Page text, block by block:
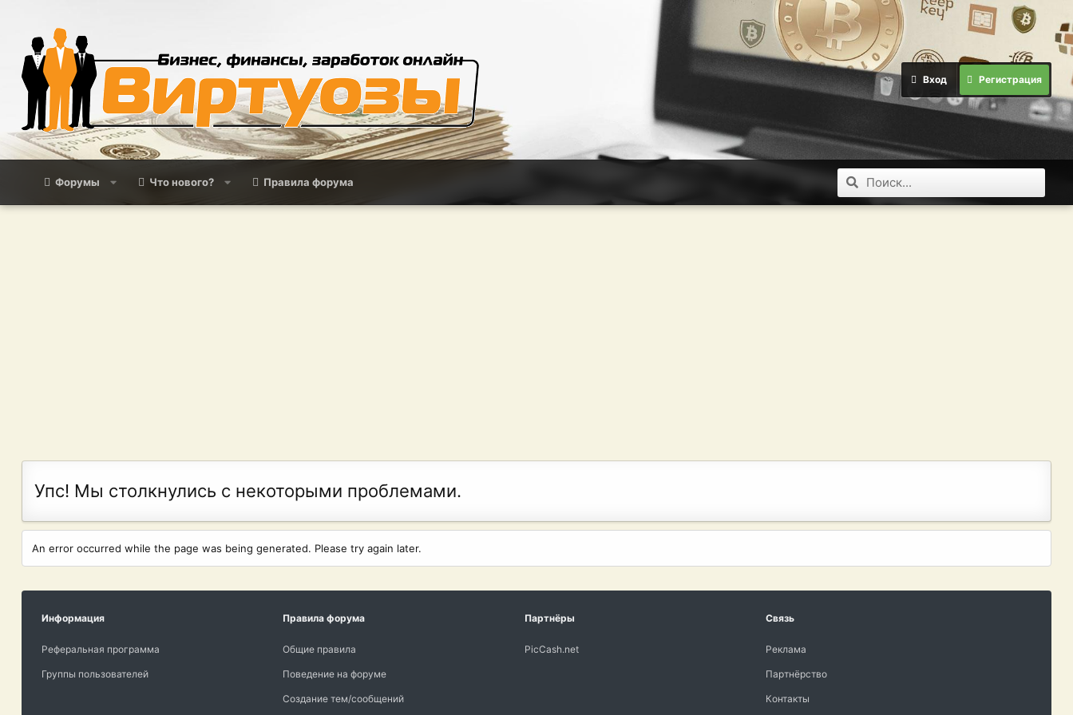
Вход Регистрация
Форумы Что нового? Правила форума
Упс! Мы столкнулись с некоторыми проблемами.
An error occurred while the page was being generated. Please try again later.
Информация
Реферальная программа
Группы пользователей
Правила форума
Общие правила
Поведение на форуме
Создание тем/сообщений
Партнёры
PicCash.net
Связь
Реклама
Партнёрство
Контакты